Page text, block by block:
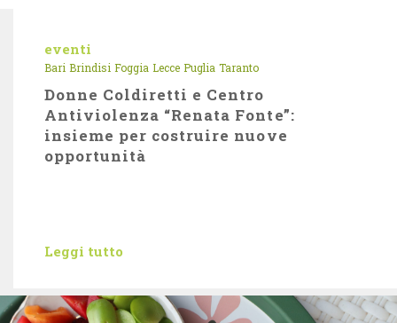
eventi
Bari Brindisi Foggia Lecce Puglia Taranto
Donne Coldiretti e Centro
Antiviolenza “Renata Fonte”:
insieme per costruire nuove
opportunità
Leggi tutto